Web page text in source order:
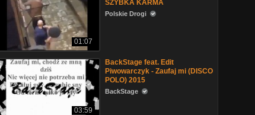
01:07
SZYBKA KARMA
Polskie Drogi
03:59
BackStage feat. Edit
Piwowarczyk - Zaufaj mi (DISCO
POLO) 2015
BackStage